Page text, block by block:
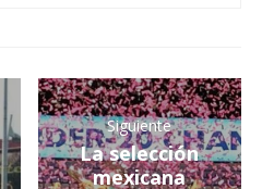
Siguiente
La selección
mexicana